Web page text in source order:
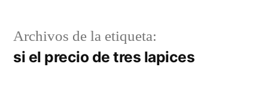
Archivos de la etiqueta:
si el precio de tres lapices